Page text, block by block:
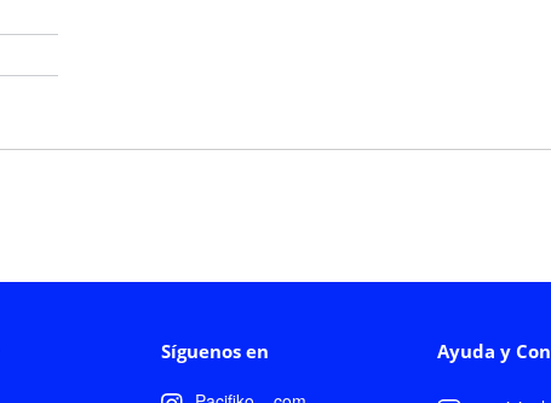
Síguenos en Ayuda y